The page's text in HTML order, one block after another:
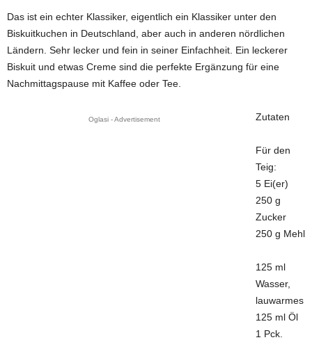
Das ist ein echter Klassiker, eigentlich ein Klassiker unter den
Biskuitkuchen in Deutschland, aber auch in anderen nördlichen
Ländern. Sehr lecker und fein in seiner Einfachheit. Ein leckerer
Biskuit und etwas Creme sind die perfekte Ergänzung für eine
Nachmittagspause mit Kaffee oder Tee.
Oglasi - Advertisement Zutaten
Für den
Teig:
5 Ei(er)
250 g
Zucker
250 g Mehl
125 ml
Wasser,
lauwarmes
125 ml Öl
1 Pck.